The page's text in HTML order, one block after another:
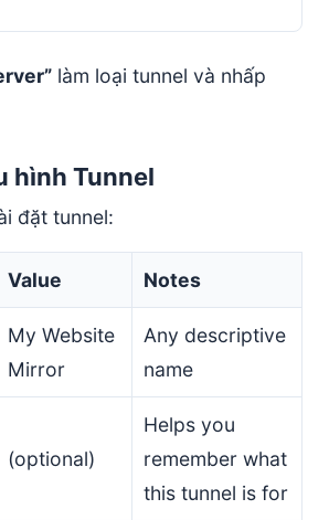
làm loại tunnel và nhấp
hình Tunnel
đặt tunnel:
Value Notes
My Website
Mirror
Any descriptive
name
(optional)
Helps you
remember what
this tunnel is for